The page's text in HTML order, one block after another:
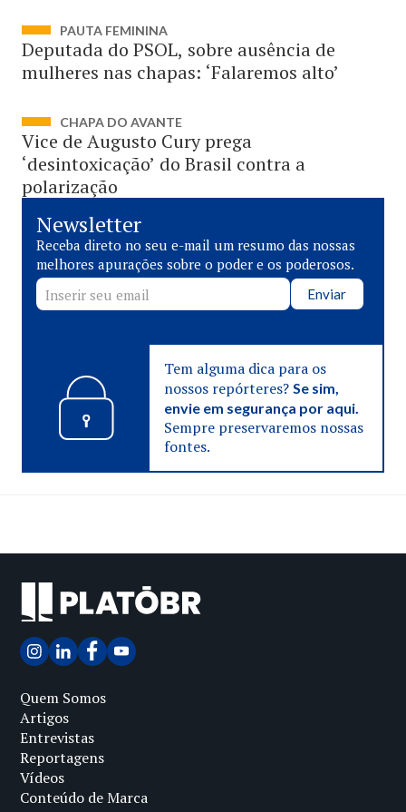
PAUTA FEMININA
Deputada do PSOL, sobre ausência de
mulheres nas chapas: ‘Falaremos alto’
CHAPA DO AVANTE
Vice de Augusto Cury prega
‘desintoxicação’ do Brasil contra a
polarização
Newsletter
Receba direto no seu e-mail um resumo das nossas
melhores apurações sobre o poder e os poderosos.
Enviar
Tem alguma dica para os
nossos repórteres? Se sim,
envie em segurança por aqui.
Sempre preservaremos nossas
fontes.
Quem Somos
Artigos
Entrevistas
Reportagens
Vídeos
Conteúdo de Marca